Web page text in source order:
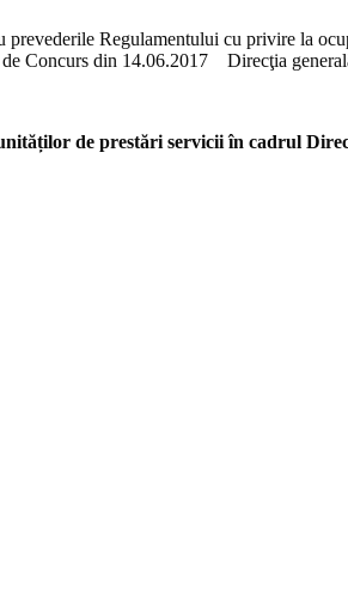
Regulamentului cu privire la
Concurs din 14.06.2017 Direcţia
de prestări servicii în cadrul